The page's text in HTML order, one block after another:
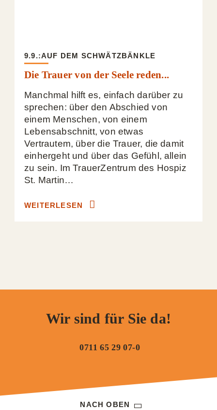
9.9.:AUF DEM SCHWÄTZBÄNKLE
Die Trauer von der Seele reden...
Manchmal hilft es, einfach darüber zu
sprechen: über den Abschied von
einem Menschen, von einem
Lebensabschnitt, von etwas
Vertrautem, über die Trauer, die damit
einhergeht und über das Gefühl, allein
zu sein. Im TrauerZentrum des Hospiz
St. Martin…
WEITERLESEN
Wir sind für Sie da!
0711 65 29 07-0
NACH OBEN